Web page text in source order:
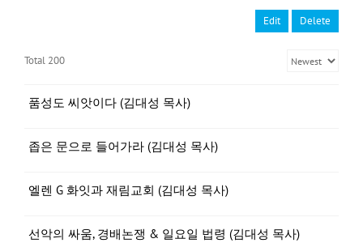
Edit Delete
Total 200
품성도 씨앗이다 (김대성 목사)
좁은 문으로 들어가라 (김대성 목사)
엘렌 G 화잇과 재림교회 (김대성 목사)
선악의 싸움, 경배논쟁 & 일요일 법령 (김대성 목사)